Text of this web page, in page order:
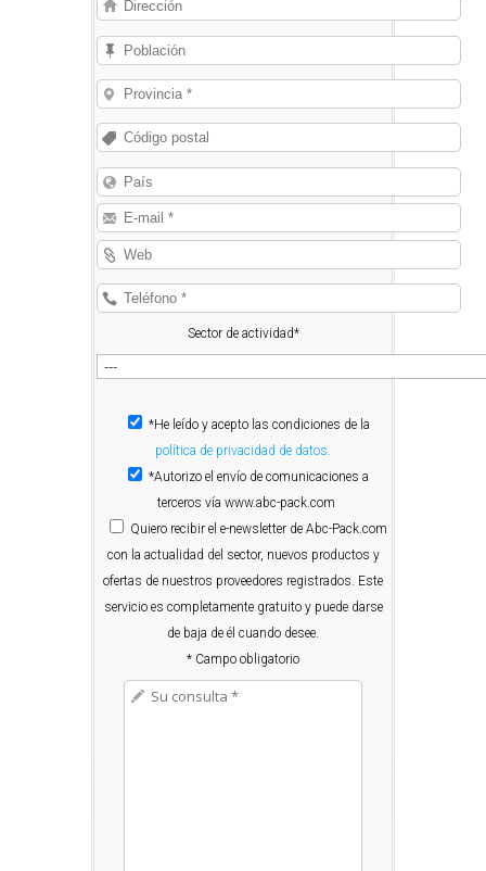
Sector de actividad*
*He leído y acepto las condiciones de la
política de privacidad de datos.
*Autorizo el envío de comunicaciones a
terceros vía www.abc-pack.com
Quiero recibir el e-newsletter de Abc-Pack.com
con la actualidad del sector, nuevos productos y
ofertas de nuestros proveedores registrados. Este
servicio es completamente gratuito y puede darse
de baja de él cuando desee.
* Campo obligatorio